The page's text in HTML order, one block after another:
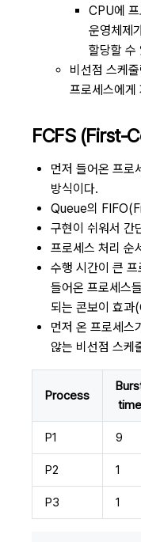
CPU에
운영체제
할당할 수
비선점 스케
프로세스에게
FCFS (First-
먼저 들어온 프로
방식이다.
Queue의
구현이 쉬워서 간
프로세스 처리 순
수행 시간이 큰
들어온 프로세스
되는 콘보이 효
먼저 온 프로세스
않는 비선점 스케
Process
time
P1 9
P2 1
P3 1